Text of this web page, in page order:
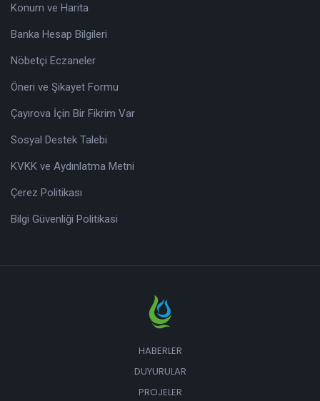
Konum ve Harita
Banka Hesap Bilgileri
Nöbetçi Eczaneler
Öneri ve Şikayet Formu
Çayırova İçin Bir Fikrim Var
Sosyal Destek Talebi
KVKK ve Aydınlatma Metni
Çerez Politikası
Bilgi Güvenliği Politikasi
HABERLER
DUYURULAR
PROJELER